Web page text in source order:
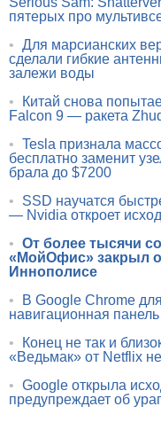
пятерых про
• Для марсианских
сделали гибкие
залежи воды
•
Китай снова
Falcon 9 — ракета
• Tesla признала
бесплатно заменит
брала до $7200
•
SSD научатся
— Nvidia откроет
• От более тысячи
«МойОфис» закрыл
Иннополисе
•
В Google Chrome
навигационная
•
Конец не так и
«Ведьмак» от Netflix
• Google открыла
предупреждает об